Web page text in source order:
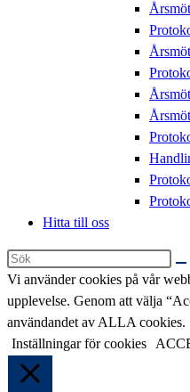
Hitta till oss
Sök
på
denna
webbplats
Vi använder cookies på vår
upplevelse. Genom att välja
användandet av ALLA cookies.
Inställningar för cookies